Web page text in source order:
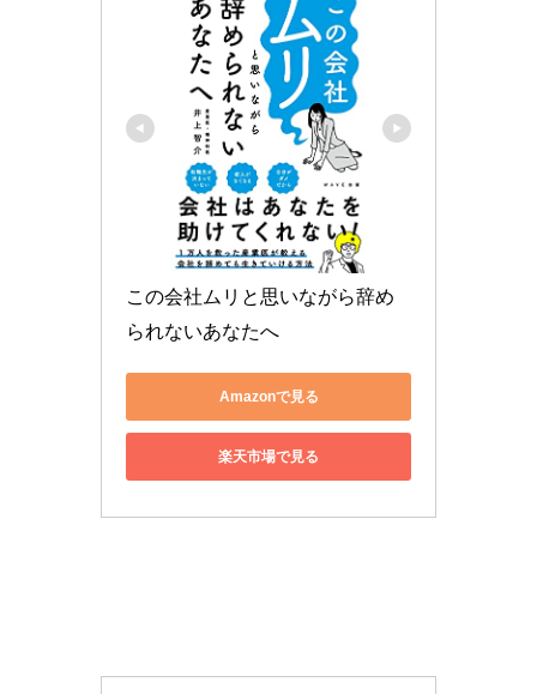
この会社ムリと思いながら辞め
られないあなたへ
Amazonで見る
楽天市場で見る